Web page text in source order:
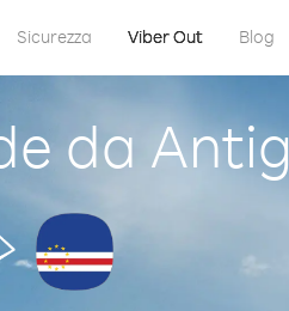
Sicurezza Viber Out Blog
da